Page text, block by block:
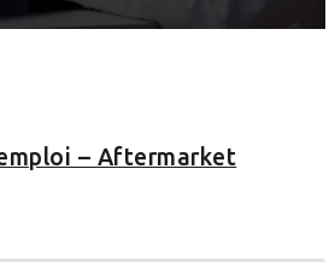
– Aftermarket